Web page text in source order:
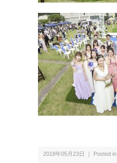
2018年05月23日 ｜ Posted in